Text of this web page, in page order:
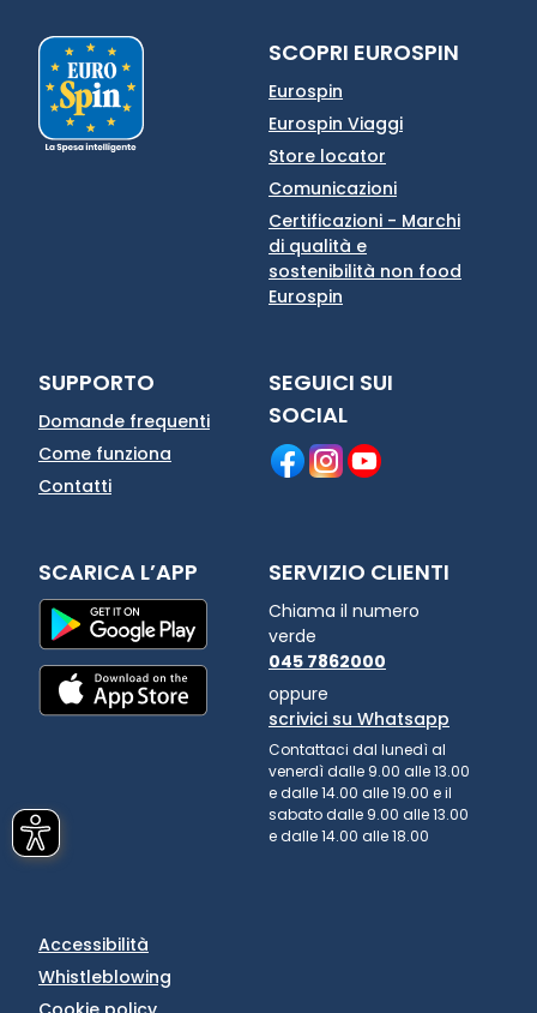
SCOPRI EUROSPIN
Eurospin
Eurospin Viaggi
Store locator
Comunicazioni
Certificazioni - Marchi
di qualità e
sostenibilità non food
Eurospin
SUPPORTO
Domande frequenti
Come funziona
Contatti
SEGUICI SUI
SOCIAL
SCARICA L’APP SERVIZIO CLIENTI
Chiama il numero
verde
045 7862000
oppure
scrivici su Whatsapp
Contattaci dal lunedì al
venerdì dalle 9.00 alle 13.00
e dalle 14.00 alle 19.00 e il
sabato dalle 9.00 alle 13.00
e dalle 14.00 alle 18.00
Accessibilità
Whistleblowing